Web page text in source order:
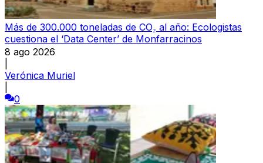
Más de 300.000 toneladas de CO₂ al año: Ecologistas
cuestiona el ‘Data Center’ de Monfarracinos
8 ago 2026
Verónica Muriel
0